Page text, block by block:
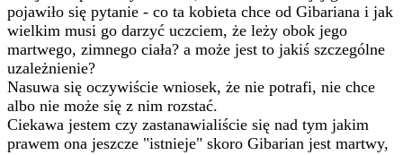
pojawiło się pytanie - co ta kobieta chce od Gibariana i jak
wielkim musi go darzyć uczciem, że leży obok jego
martwego, zimnego ciała? a może jest to jakiś szczególne
uzależnienie?
Nasuwa się oczywiście wniosek, że nie potrafi, nie chce
albo nie może się z nim rozstać.
Ciekawa jestem czy zastanawialiście się nad tym jakim
prawem ona jeszcze "istnieje" skoro Gibarian jest martwy,